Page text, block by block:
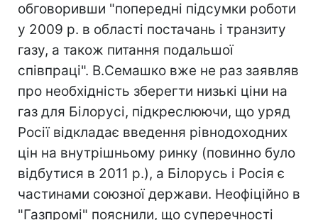
обговоривши "попередні підсумки роботи
у 2009 р. в області постачань і транзиту
газу, а також питання подальшої
співпраці". В.Семашко вже не раз заявляв
про необхідність зберегти низькі ціни на
газ для Білорусі, підкреслюючи, що уряд
Росії відкладає введення рівнодоходних
цін на внутрішньому ринку (повинно було
відбутися в 2011 р.), а Білорусь і Росія є
частинами союзної держави. Неофіційно в
"Газпромі" пояснили, що суперечності